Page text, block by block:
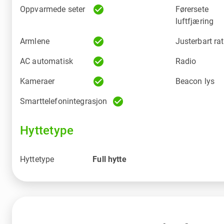
Oppvarmede seter check_circle
Førersete
luftfjæring
Armlene check_circle Justerbart
AC automatisk check_circle Radio
Kameraer check_circle Beacon lys
Smarttelefonintegrasjon check_circle
Hyttetype
Hyttetype Full hytte